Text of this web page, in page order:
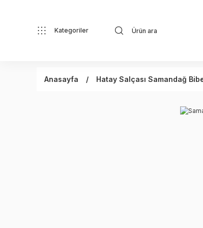
Kategoriler
Anasayfa Hatay Salçası Samandağ